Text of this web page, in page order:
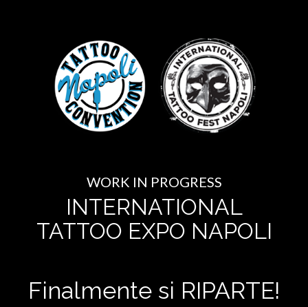
WORK IN PROGRESS
INTERNATIONAL
TATTOO EXPO NAPOLI
Finalmente si RIPARTE!